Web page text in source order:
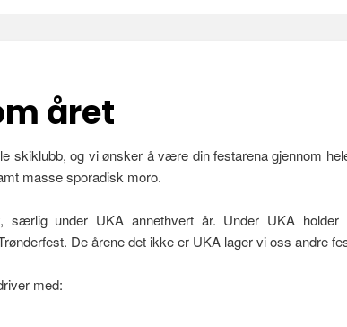
året
skiklubb, og vi ønsker å være din festarena gjennom
masse sporadisk moro.
særlig under UKA annethvert år. Under UKA
De årene det ikke er UKA lager vi oss andre
med: